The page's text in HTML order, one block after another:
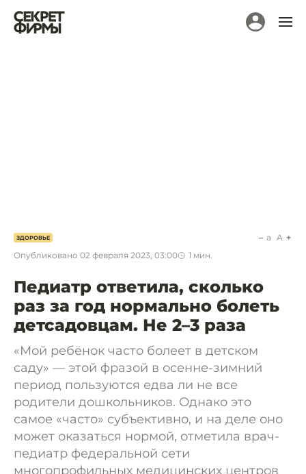
ЗДОРОВЬЕ
Опубликовано 02 февраля 2023, 03:00 1 мин.
a A
Педиатр ответила, сколько
раз за год нормально болеть
детсадовцам. Не 2–3 раза
«Мой ребёнок часто болеет в детском
саду» — этой фразой в осенне-зимний
период пользуются едва ли не все
родители дошкольников. Однако это
самое «часто» субъективно, и на деле оно
может оказаться нормой, отметила врач-
педиатр федеральной сети
многопрофильных медицинских центров